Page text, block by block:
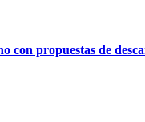
propuestas de